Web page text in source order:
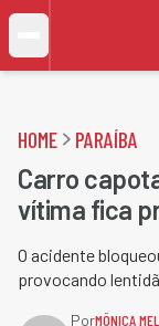
HOME PARAÍBA
Carro
vítima fica
O acidente
provocando
PorMÔNICA